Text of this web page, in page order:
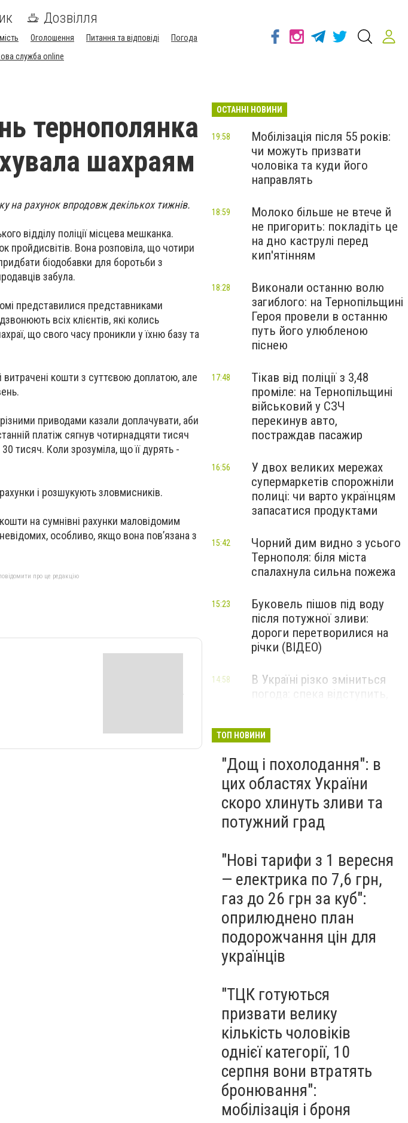
Дозвілля
Оголошення Питання та відповіді
Погода
служба online
тернополянка
шахраям
на рахунок впродовж декількох тижнів.
відділу поліції місцева мешканка.
пройдисвітів. Вона розповіла, що чотири
біодобавки для боротьби з
забула.
представилися представниками
всіх клієнтів, які колись
що свого часу проникли у їхню базу та
кошти з суттєвою доплатою, але
приводами казали доплачувати, аби
платіж сягнув чотирнадцяти тисяч
тисяч. Коли зрозуміла, що її дурять -
і розшукують зловмисників.
на сумнівні рахунки маловідомим
особливо, якщо вона пов’язана з
про це редакцію
ОСТАННІ НОВИНИ
Мобілізація після 55 років:
чи можуть призвати
чоловіка та куди його
направлять
19:58
Молоко більше не втече й
не пригорить: покладіть це
на дно каструлі перед
кип'ятінням
18:59
Виконали останню волю
загиблого: на Тернопільщині
Героя провели в останню
путь його улюбленою
піснею
18:28
Тікав від поліції з 3,48
проміле: на Тернопільщині
військовий у СЗЧ
перекинув авто,
постраждав пасажир
17:48
У двох великих мережах
супермаркетів спорожніли
полиці: чи варто українцям
запасатися продуктами
16:56
Чорний дим видно з усього
Тернополя: біля міста
спалахнула сильна пожежа
15:42
Буковель пішов під воду
після потужної зливи:
дороги перетворилися на
річки (ВІДЕО)
15:23
В Україні різко зміниться
14:58
ТОП НОВИНИ
"Дощ і похолодання": в
цих областях України
скоро хлинуть зливи та
потужний град
"Нові тарифи з 1 вересня
— електрика по 7,6 грн,
газ до 26 грн за куб":
оприлюднено план
подорожчання цін для
українців
"ТЦК готуються
призвати велику
кількість чоловіків
однієї категорії, 10
серпня вони втратять
бронювання":
мобілізація і броня